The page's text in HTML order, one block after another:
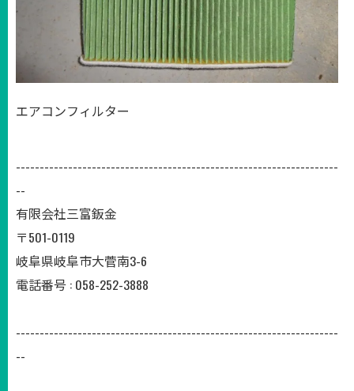
エアコンフィルター
--------------------------------------------------------------------
--
有限会社三富鈑金
〒501-0119
岐阜県岐阜市大菅南3-6
電話番号 : 058-252-3888
--------------------------------------------------------------------
--